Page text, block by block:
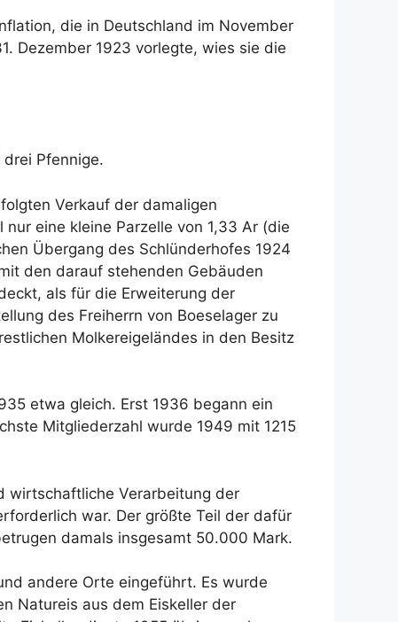
die in Deutschland im November
Dezember 1923 vorlegte, wies sie die
Pfennige.
Verkauf der damaligen
eine kleine Parzelle von 1,33 Ar (die
Übergang des Schlünderhofes 1924
den darauf stehenden Gebäuden
als für die Erweiterung der
des Freiherrn von Boeselager zu
Molkereigeländes in den Besitz
etwa gleich. Erst 1936 begann ein
Mitgliederzahl wurde 1949 mit 1215
wirtschaftliche Verarbeitung der
war. Der größte Teil der dafür
damals insgesamt 50.000 Mark.
andere Orte eingeführt. Es wurde
Natureis aus dem Eiskeller der